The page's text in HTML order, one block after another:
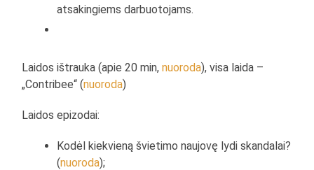
atsakingiems darbuotojams.
Laidos ištrauka (apie 20 min,nuoroda), visa laida –
„Contribee“ (nuoroda)
Laidos epizodai:
Kodėl kiekvieną švietimo naujovę lydi skandalai?
(nuoroda);